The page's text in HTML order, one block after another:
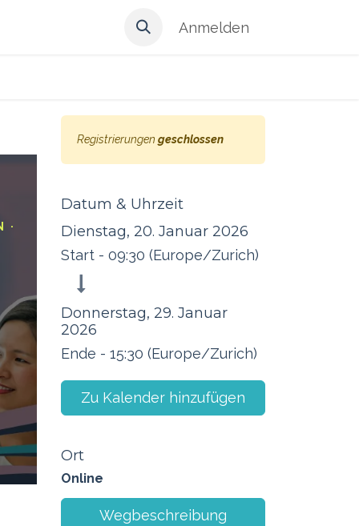
Anmelden
·
Registrierungen geschlossen
Datum & Uhrzeit
Dienstag, 20. Januar 2026
Start - 09:30 (Europe/Zurich)
Donnerstag, 29. Januar
2026
Ende - 15:30 (Europe/Zurich)
Zu Kalender hinzufügen
Ort
Online
Wegbeschreibung